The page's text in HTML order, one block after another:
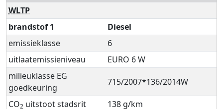
WLTP
brandstof 1
Diesel
emissieklasse
6
uitlaatemissieniveau
EURO 6 W
milieuklasse EG
goedkeuring
715/2007*136/2014W
CO2 uitstoot stadsrit
138 g/km